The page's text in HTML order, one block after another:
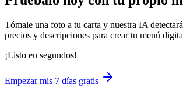
Tómale una foto a tu carta y nuestra IA
precios y descripciones para crear tu menú
¡Listo en segundos!
Empezar mis 7 días gratis